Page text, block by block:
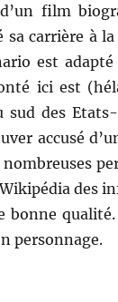
film
carrière à
est
ici est
des
accusé
des
bonne
personnage.